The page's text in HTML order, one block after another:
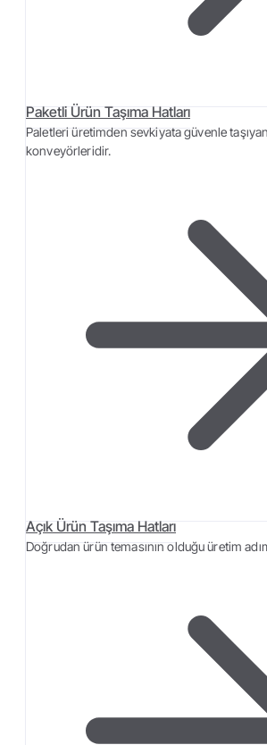
Paketli Ürün Taşıma Hatları
Paletleri üretimden sevkiyata güvenle
konveyörleridir.
Açık Ürün Taşıma Hatları
Doğrudan ürün temasının olduğu üretim